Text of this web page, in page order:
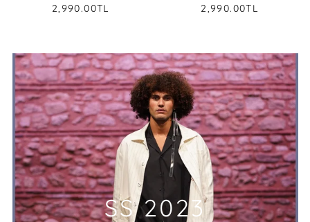
2,990.00TL
2,990.00TL
SS 2023